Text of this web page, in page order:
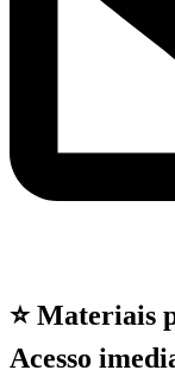
⭐ Materiais
Acesso